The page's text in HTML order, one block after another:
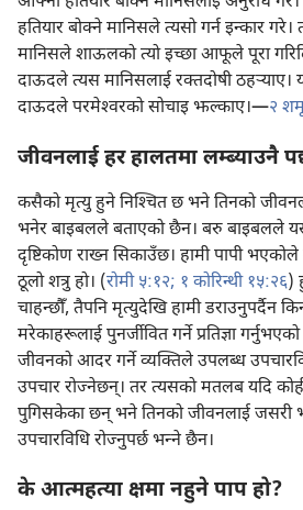
हतियार बोक्ने मानिसले त्यसो गर्न इन्कार
मानिसले शाऊलको त्यो इच्छा आफूले पूरा
दाऊदले त्यस मानिसलाई रक्‍तदोषी ठहऱ्‍याए।
दाऊदले परमेश्‍वरको सोचाइ झल्काए।—२
जीवनलाई हर हालतमा लम्ब्याउनै
कसैको मृत्यु हुने निश्‍चित छ भने तिनको
भनेर बाइबलले बताएको छैन। बरु बाइबलले
दृष्टिकोण राख्न सिकाउँछ। हामी पापी भएकोले
ठूलो शत्रु हो। (रोमी ५:१२; १ कोरिन्थी १५:२६)
चाहन्छौँ, तैपनि मृत्युदेखि हामी डराउनुपर्दैन
मरेकाहरूलाई पुनर्जीवित गर्ने प्रतिज्ञा
जीवनको आदर गर्ने व्यक्‍तिले उपलब्ध
उपचार रोज्नेछन्‌। तर त्यसको मतलब यदि
पुगिसकेका छन्‌ भने तिनको जीवनलाई जसरी
उपचारविधि रोज्नुपर्छ भन्‍ने छैन।
के आत्महत्या क्षमा नहुने पाप हो?